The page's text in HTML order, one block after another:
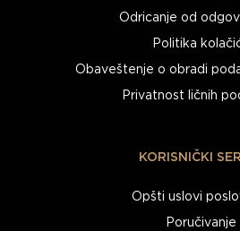
Odricanje od
Politika
Obaveštenje o obradi
Privatnost ličnih
KORISNIČKI
Opšti uslovi
Poručivanje